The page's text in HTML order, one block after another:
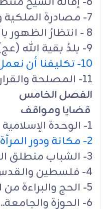
7- مصادرة الملكية والأراضي
8 - انتظارُ الظهور بالعمل
9- بلدُ بقية الله (عج)
10- تكليفنا أن نعمل
11- المصلحة والقرار 598
الفصل الخامس
قضايا ومواقف
1- الوحدة الإسلامية
2- مكانة ودور المرأة
3- الشباب منطلق التغيير
4- فلسطين والقدس.
5- الحج والبراءة من المشركين
6- الحوزة والجامعة..